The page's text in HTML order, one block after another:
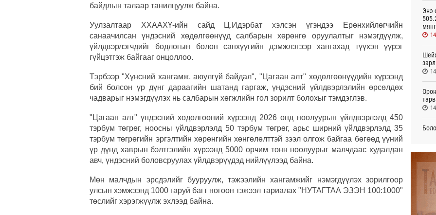
байдлын талаар танилцуулж байна.
Уулзалтаар ХХААХҮ-ийн сайд Ц.Идэрбат хэлсэн үгэндээ Ерөнхийлөгчийн
санаачилсан үндэсний хөдөлгөөнүүд салбарын хөрөнгө оруулалтыг нэмэгдүүлж,
үйлдвэрлэгчдийг бодлогын болон санхүүгийн дэмжлэгээр хангахад түүхэн үүрэг
гүйцэтгэж байгааг онцоллоо.
Тэрбээр "Хүнсний хангамж, аюулгүй байдал", "Цагаан алт" хөдөлгөөнүүдийн хүрээнд
бий болсон үр дүнг дараагийн шатанд гаргаж, үндэсний үйлдвэрлэлийн өрсөлдөх
чадварыг нэмэгдүүлэх нь салбарын хөгжлийн гол зорилт болохыг тэмдэглэв.
"Цагаан алт" үндэсний хөдөлгөөний хүрээнд 2026 онд ноолуурын үйлдвэрлэлд 450
тэрбум төгрөг, ноосны үйлдвэрлэлд 50 тэрбум төгрөг, арьс ширний үйлдвэрлэлд 35
тэрбум төгрөгийн эргэлтийн хөрөнгийн хөнгөлөлттэй зээл олгож байгаа бөгөөд үүний
үр дүнд хаврын бэлтгэлийн хүрээнд 5000 орчим тонн ноолуурыг малчдаас худалдан
авч, үндэсний боловсруулах үйлдвэрүүдэд нийлүүлээд байна.
Мөн малчдын эрсдэлийг бууруулж, тэжээлийн хангамжийг нэмэгдүүлэх зорилгоор
улсын хэмжээнд 1000 гаруй багт ногоон тэжээл тариалах "НУТАГТАА ЭЗЭН 100:1000"
төслийг хэрэгжүүлж эхлээд байна.
Энэ